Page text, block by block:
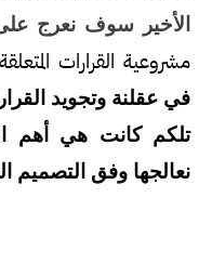
الأخير سوف نعرج
مشروعية القرارات
في عقلنة وتجويد
تلكم كانت هي أهم
نعالجها وفق التصميم